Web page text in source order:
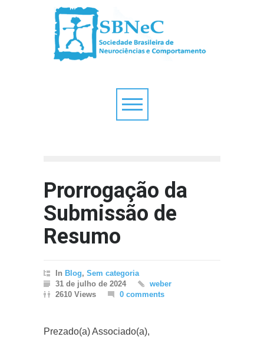
Prorrogação da
Submissão de
Resumo
In Blog, Sem categoria
31 de julho de 2024
weber
2610 Views
0 comments
Prezado(a) Associado(a),